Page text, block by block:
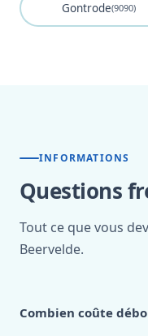
Gontrode(9090)
INFORMATIONS
Questions
Tout ce que vous
Beervelde.
Combien coûte